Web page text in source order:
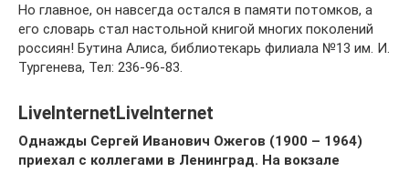
Но главное, он навсегда остался в памяти потомков, а
его словарь стал настольной книгой многих поколений
россиян! Бутина Алиса, библиотекарь филиала №13 им. И.
Тургенева, Тел: 236-96-83.
LiveInternetLiveInternet
Однажды Сергей Иванович Ожегов (1900 – 1964)
приехал с коллегами в Ленинград. На вокзале